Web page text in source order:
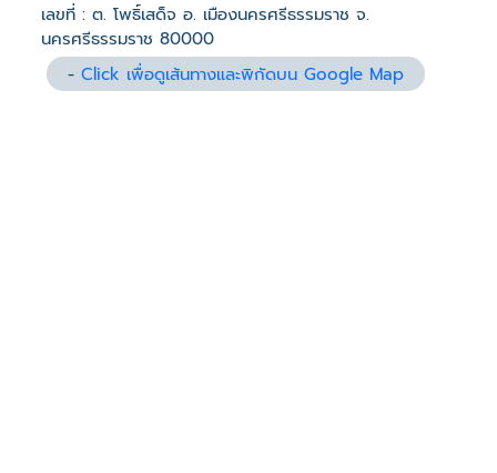
เลขที่ : ต. โพธิ์เสด็จ อ. เมืองนครศรีธรรมราช จ.
นครศรีธรรมราช 80000
-Click เพื่อดูเส้นทางและพิกัดบน Google Map